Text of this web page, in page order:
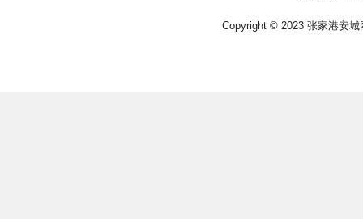
Copyright © 2023 张家港安